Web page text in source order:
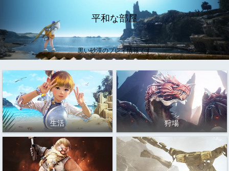
平和な部屋
黒い砂漠のプレイ情報です
生活 狩場